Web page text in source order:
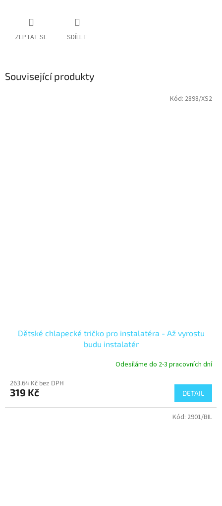
ZEPTAT SE SDÍLET
Související produkty
Dětské chlapecké tričko pro instalatéra - Až vyrostu
budu instalatér
Odesíláme do 2-3 pracovních dní
263,64 Kč bez DPH
319 Kč DETAIL
Kód: 2898/XS2
Kód: 2901/BIL